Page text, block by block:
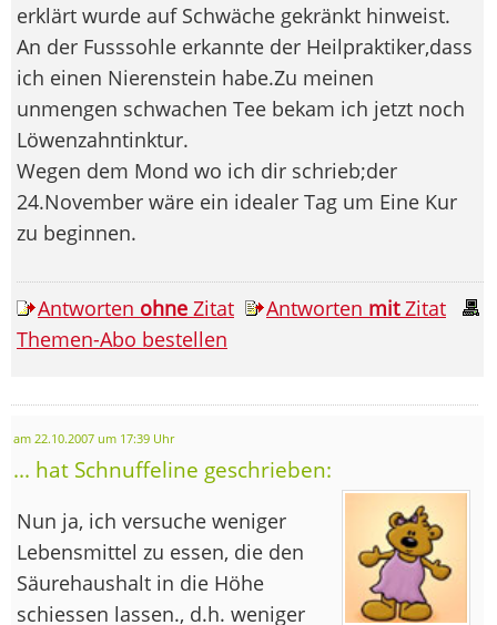
erklärt wurde auf Schwäche gekränkt hinweist.
An der Fusssohle erkannte der Heilpraktiker,dass
ich einen Nierenstein habe.Zu meinen
unmengen schwachen Tee bekam ich jetzt noch
Löwenzahntinktur.
Wegen dem Mond wo ich dir schrieb;der
24.November wäre ein idealer Tag um Eine Kur
zu beginnen.
Antworten ohne Zitat Antworten mitZitat
Themen-Abo bestellen
am 22.10.2007 um 17:39 Uhr
... hat Schnuffeline geschrieben:
Nun ja, ich versuche weniger
Lebensmittel zu essen, die den
Säurehaushalt in die Höhe
schiessen lassen., d.h. weniger